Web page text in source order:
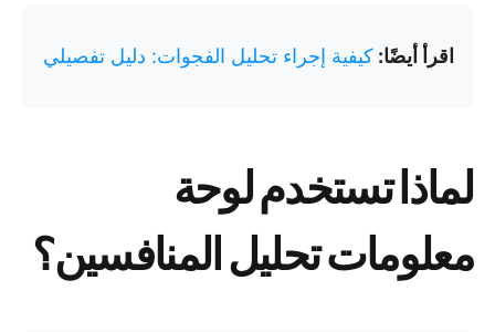
اقرأ أيضًا: كيفية إجراء تحليل الفجوات: دليل تفصيلي
لماذا تستخدم لوحة
معلومات تحليل المنافسين؟